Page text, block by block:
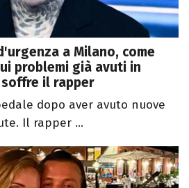
a Milano, come
problemi già avuti in
il rapper
dopo aver avuto nuove
Il rapper ...